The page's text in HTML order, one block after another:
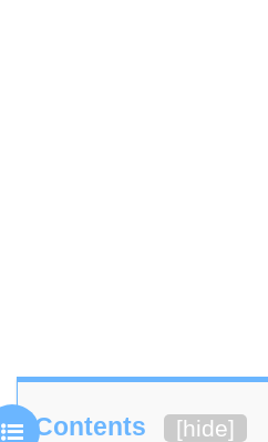
Contents [hide]